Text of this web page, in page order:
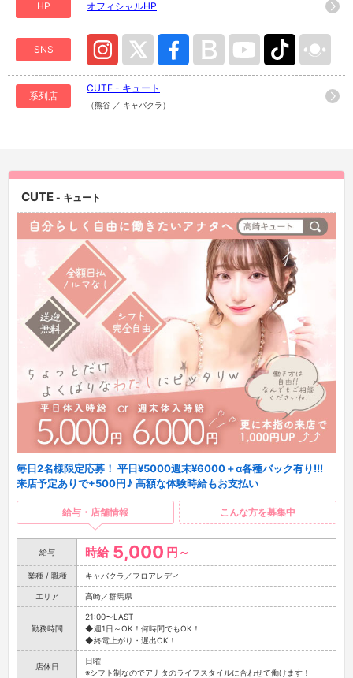
HP オフィシャルHP
SNS
系列店
CUTE - キュート
（熊谷 ／ キャバクラ）
CUTE - キュート
毎日2名様限定応募！ 平日¥5000週末¥6000＋α各種バック有り!!!
来店予定ありで+500円♪ 高額な体験時給もお支払い
給与・店舗情報 こんな方を募集中
給与 時給 5,000 円～
業種 / 職種 キャバクラ／フロアレディ
エリア 高崎／群馬県
勤務時間
21:00〜LAST
◆週1日～OK！何時間でもOK！
◆終電上がり・遅出OK！
店休日
日曜
※シフト制なのでアナタのライフスタイルに合わせて働けます！